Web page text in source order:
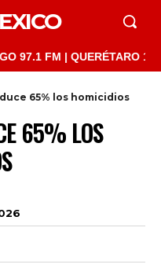
| QUERÉTARO 103.1
65% los homicidios
65% LOS